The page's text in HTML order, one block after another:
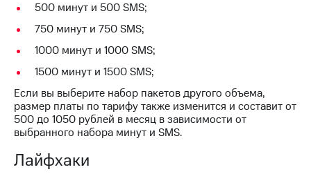
Оформить
чистый
номер
Выбрать
красивый
номер
Заменить
карту
тарифом
Тарифы
Интернет,
ТВ и телефон
для дома
Услуги
Личный
500 минут и 500 SMS;
750 минут и 750 SMS;
1000 минут и 1000 SMS;
1500 минут и 1500 SMS;
Если вы выберите набор пакетов другого объема,
размер платы по тарифу также изменится и составит от
500 до 1050 рублей в месяц в зависимости от
выбранного набора минут и SMS.
Лайфхаки